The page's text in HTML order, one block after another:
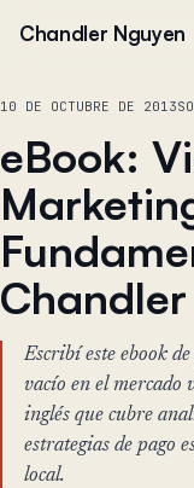
Chandler Nguyen
10 DE OCTUBRE DE 2013
eBook:
Escribí este ebook
vacío en el mercado
inglés que cubre
estrategias de pago
local.